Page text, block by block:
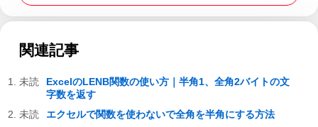
関連記事
ExcelのLENB関数の使い方｜半角1、全角2バイトの文
字数を返す
エクセルで関数を使わないで全角を半角にする方法